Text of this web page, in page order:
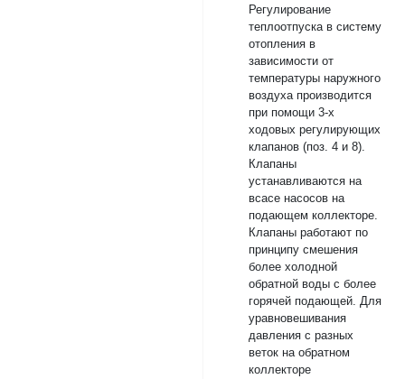
Регулирование
теплоотпуска в систему
отопления в
зависимости от
температуры наружного
воздуха производится
при помощи 3-х
ходовых регулирующих
клапанов (поз. 4 и 8).
Клапаны
устанавливаются на
всасе насосов на
подающем коллекторе.
Клапаны работают по
принципу смешения
более холодной
обратной воды с более
горячей подающей. Для
уравновешивания
давления с разных
веток на обратном
коллекторе